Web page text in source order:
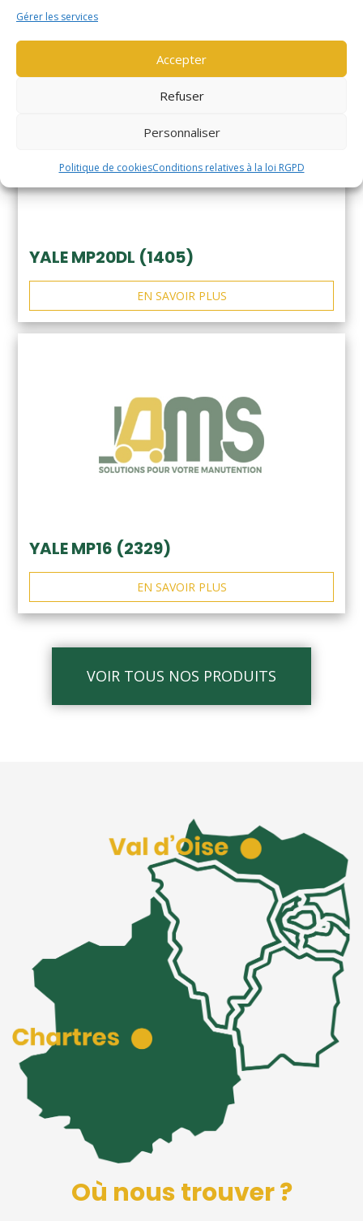
Gérer les services
Accepter
Refuser
Personnaliser
Politique de cookiesConditions relatives à la loi RGPD
YALE MP20DL (1405)
EN SAVOIR PLUS
YALE MP16 (2329)
EN SAVOIR PLUS
VOIR TOUS NOS PRODUITS
Où nous trouver ?